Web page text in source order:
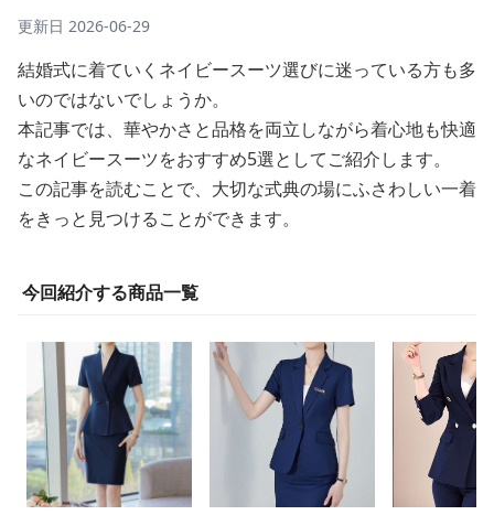
更新日 2026-06-29
結婚式に着ていくネイビースーツ選びに迷っている方も多
いのではないでしょうか。
本記事では、華やかさと品格を両立しながら着心地も快適
なネイビースーツをおすすめ5選としてご紹介します。
この記事を読むことで、大切な式典の場にふさわしい一着
をきっと見つけることができます。
今回紹介する商品一覧